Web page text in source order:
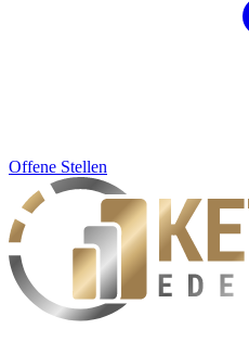
Offene Stellen